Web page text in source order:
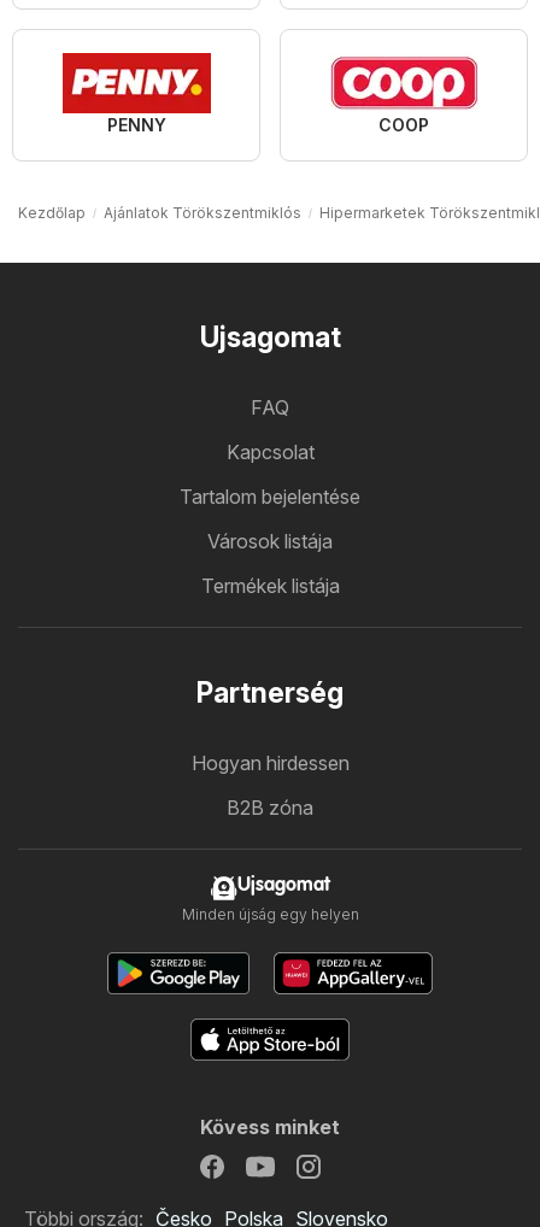
PENNY COOP
Kezdőlap Ajánlatok Törökszentmiklós Hipermarketek
Ujsagomat
FAQ
Kapcsolat
Tartalom bejelentése
Városok listája
Termékek listája
Partnerség
Hogyan hirdessen
B2B zóna
Ujsagomat
Minden újság egy helyen
Kövess minket
Többi ország: Česko Polska Slovensko